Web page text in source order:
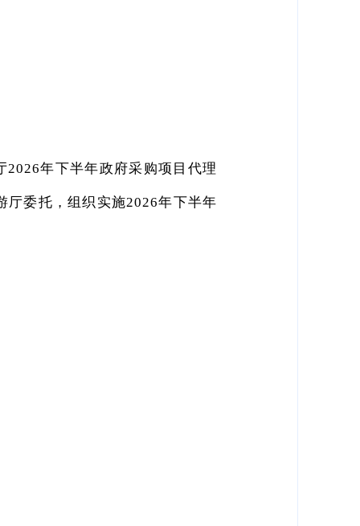
年下半年政府采购项目代理
厅委托，组织实施2026年下半年